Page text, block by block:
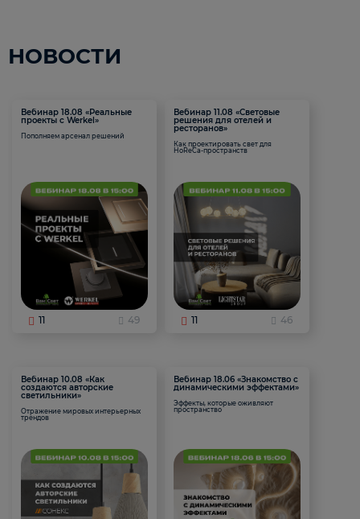
НОВОСТИ
Вебинар 18.08 «Реальные
проекты с Werkel»
Пополняем арсенал решений
11 49
Вебинар 11.08 «Световые
решения для отелей и
ресторанов»
Как проектировать свет для
HoReCa-пространств
11 46
Вебинар 10.08 «Как
создаются авторские
светильники»
Отражение мировых интерьерных
трендов
Вебинар 18.06 «Знакомство с
динамическими эффектами»
Эффекты, которые оживляют
пространство